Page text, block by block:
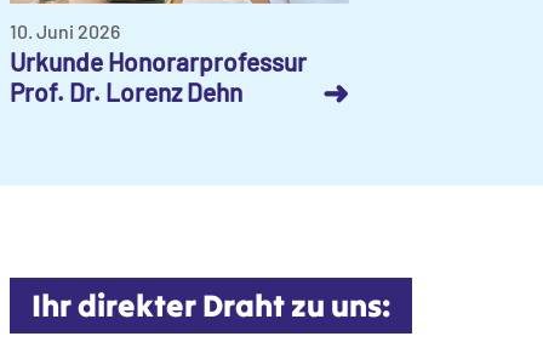
10. Juni 2026
Urkunde Honorarprofessur
Prof. Dr. Lorenz Dehn
➜
Ihr direkter Draht zu uns: